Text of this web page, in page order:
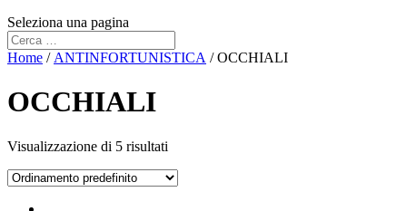
Seleziona una pagina
Home / ANTINFORTUNISTICA / OCCHIALI
OCCHIALI
Visualizzazione di 5 risultati